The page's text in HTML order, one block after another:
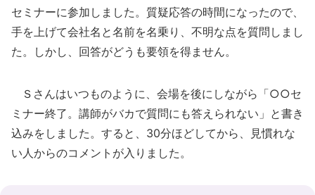
セミナーに参加しました。質疑応答の時間になったので、
手を上げて会社名と名前を名乗り、不明な点を質問しまし
た。しかし、回答がどうも要領を得ません。
Ｓさんはいつものように、会場を後にしながら「○○セ
ミナー終了。講師がバカで質問にも答えられない」と書き
込みをしました。すると、30分ほどしてから、見慣れな
い人からのコメントが入りました。